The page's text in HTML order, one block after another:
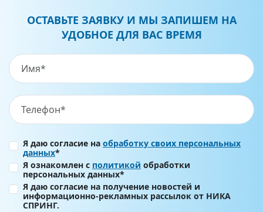
ОСТАВЬТЕ ЗАЯВКУ И МЫ ЗАПИШЕМ НА
УДОБНОЕ ДЛЯ ВАС ВРЕМЯ
Я даю согласие на обработку своих персональных
данных*
Я ознакомлен с политикой обработки
персональных данных*
Я даю согласие на получение новостей и
информационно-рекламных рассылок от НИКА
СПРИНГ.